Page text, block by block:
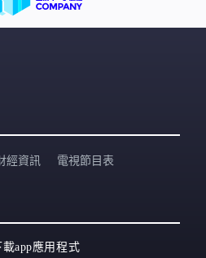
經資訊 電視節目表
app應用程式